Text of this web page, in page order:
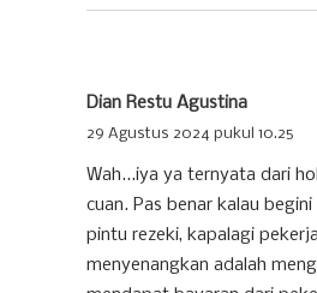
Dian Restu Agustina
29 Agustus 2024 pukul 10.25
Wah...iya ya ternyata dari
cuan. Pas benar kalau
pintu rezeki, kapalagi
menyenangkan adalah